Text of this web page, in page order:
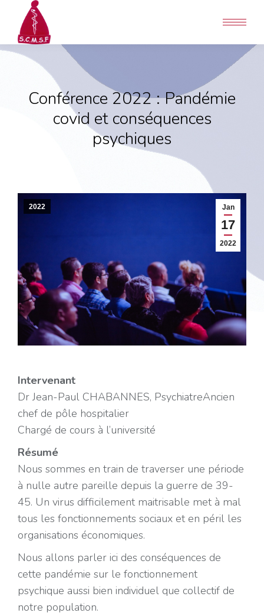
Conférence 2022 : Pandémie
covid et conséquences
psychiques
Jan
17
2022
2022
Intervenant
Dr Jean-Paul CHABANNES, PsychiatreAncien
chef de pôle hospitalier
Chargé de cours à l’université
Résumé
Nous sommes en train de traverser une période
à nulle autre pareille depuis la guerre de 39-
45. Un virus difficilement maitrisable met à mal
tous les fonctionnements sociaux et en péril les
organisations économiques.
Nous allons parler ici des conséquences de
cette pandémie sur le fonctionnement
psychique aussi bien individuel que collectif de
notre population.